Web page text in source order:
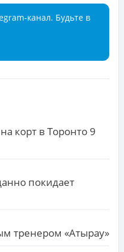
канал. Будьте в
корт в Торонто 9
покидает
тренером «Атырау»